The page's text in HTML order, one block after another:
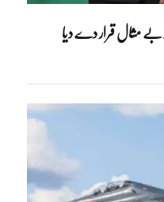
بے مثال قرار دے دیا